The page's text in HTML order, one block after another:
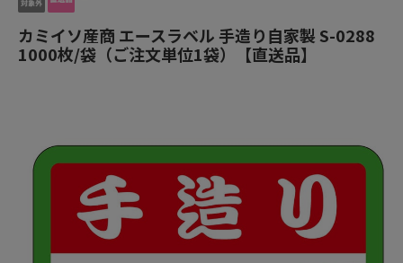
カミイソ産商 エースラベル 手造り自家製 S-0288
1000枚/袋（ご注文単位1袋）【直送品】